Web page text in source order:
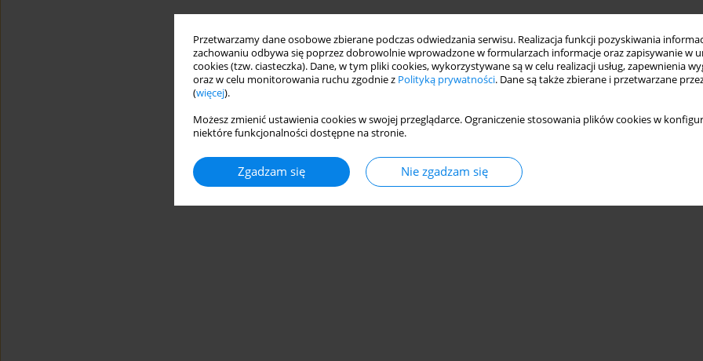
Przetwarzamy dane osobowe zbierane podczas odwiedzania serwisu. Realizacja funkcji pozyskiwania
zachowaniu odbywa się poprzez dobrowolnie wprowadzone w formularzach informacje oraz zapisywanie w
cookies (tzw. ciasteczka). Dane, w tym pliki cookies, wykorzystywane są w celu realizacji usług, zapewnienia
oraz w celu monitorowania ruchu zgodnie z Polityką prywatności. Dane są także zbierane i przetwarzane
(więcej).
Możesz zmienić ustawienia cookies w swojej przeglądarce. Ograniczenie stosowania plików cookies w
niektóre funkcjonalności dostępne na stronie.
Zgadzam się Nie zgadzam się